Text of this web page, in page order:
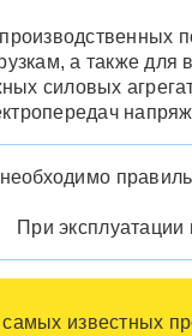
а также для
силовых
При
известных